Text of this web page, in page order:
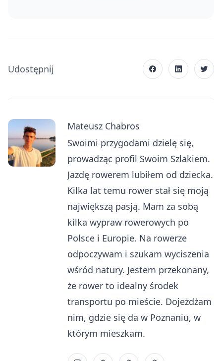
Udostępnij
Mateusz Chabros
Swoimi przygodami dzielę się,
prowadząc profil Swoim Szlakiem.
Jazdę rowerem lubiłem od dziecka.
Kilka lat temu rower stał się moją
największą pasją. Mam za sobą
kilka wypraw rowerowych po
Polsce i Europie. Na rowerze
odpoczywam i szukam wyciszenia
wśród natury. Jestem przekonany,
że rower to idealny środek
transportu po mieście. Dojeżdżam
nim, gdzie się da w Poznaniu, w
którym mieszkam.